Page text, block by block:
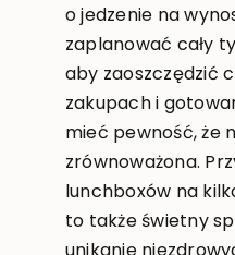
o jedzenie na
zaplanować cały
aby zaoszczędzić
zakupach i
mieć pewność, że
zrównoważona.
lunchboxów na
to także świetny
unikanie